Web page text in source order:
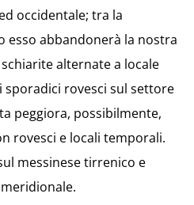
occidentale; tra la
esso abbandonerà la nostra
alternate a locale
rovesci sul settore
peggiora, possibilmente,
rovesci e locali temporali.
messinese tirrenico e